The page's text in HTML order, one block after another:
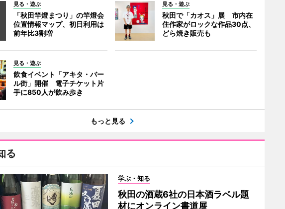
見る・遊ぶ
「秋田竿燈まつり」の竿燈会
位置情報マップ、初日利用は
前年比3割増
見る・遊ぶ
秋田で「カオス」展 市内在
住作家がロックな作品30点、
どら焼き販売も
見る・遊ぶ
飲食イベント「アキタ・バー
ル街」開催 電子チケット片
手に850人が飲み歩き
もっと見る
る
学ぶ・知る
秋田の酒蔵6社の日本酒ラベル題
材にオンライン書道展